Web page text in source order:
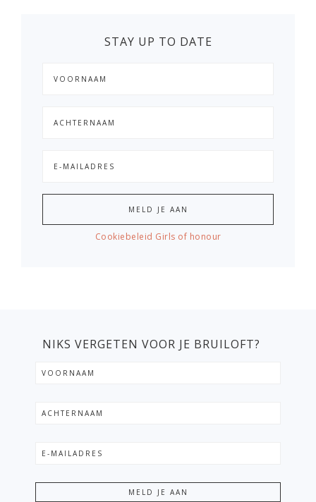
STAY UP TO DATE
Cookiebeleid Girls of honour
NIKS VERGETEN VOOR JE BRUILOFT?